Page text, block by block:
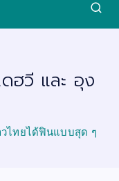
ฮวี และ อุง
วไทยได้ฟินแบบสุด ๆ